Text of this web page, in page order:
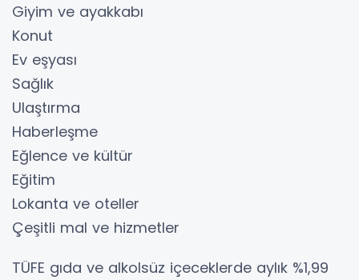
Giyim ve ayakkabı
Konut
Ev eşyası
Sağlık
Ulaştırma
Haberleşme
Eğlence ve kültür
Eğitim
Lokanta ve oteller
Çeşitli mal ve hizmetler
TÜFE gıda ve alkolsüz içeceklerde aylık %1,99